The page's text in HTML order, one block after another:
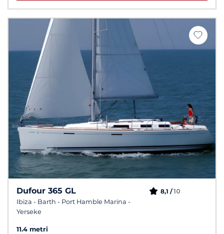
Dufour 365 GL
Ibiza - Barth - Port Hamble Marina -
Yerseke
8,1 /10
11.4 metri